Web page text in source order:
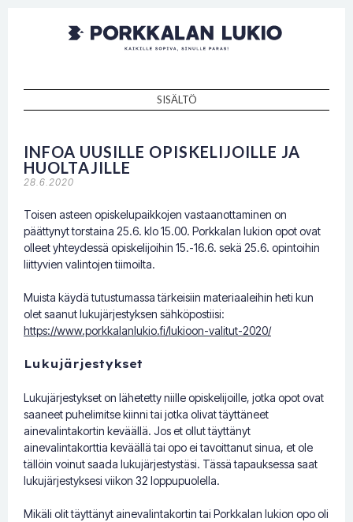
Porkkalan
lukio
Kaikille sopiva, sinulle paras!
SISÄLTÖ
INFOA UUSILLE OPISKELIJOILLE JA
HUOLTAJILLE
28.6.2020
Toisen asteen opiskelupaikkojen vastaanottaminen on
päättynyt torstaina 25.6. klo 15.00. Porkkalan lukion opot ovat
olleet yhteydessä opiskelijoihin 15.-16.6. sekä 25.6. opintoihin
liittyvien valintojen tiimoilta.
Muista käydä tutustumassa tärkeisiin materiaaleihin heti kun
olet saanut lukujärjestyksen sähköpostiisi:
https://www.porkkalanlukio.fi/lukioon-valitut-2020/
Lukujärjestykset
Lukujärjestykset on lähetetty niille opiskelijoille, jotka opot ovat
saaneet puhelimitse kiinni tai jotka olivat täyttäneet
ainevalintakortin keväällä. Jos et ollut täyttänyt
ainevalintakorttia keväällä tai opo ei tavoittanut sinua, et ole
tällöin voinut saada lukujärjestystäsi. Tässä tapauksessa saat
lukujärjestyksesi viikon 32 loppupuolella.
Mikäli olit täyttänyt ainevalintakortin tai Porkkalan lukion opo oli